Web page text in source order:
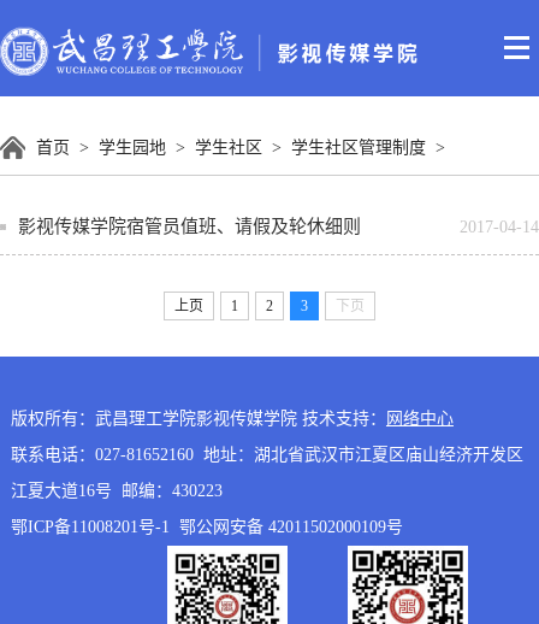
首页 > 学生园地 > 学生社区 > 学生社区管理制度 >
影视传媒学院宿管员值班、请假及轮休细则 2017-04-14
上页 1 2 3 下页
版权所有：武昌理工学院影视传媒学院 技术支持：
网络中心
联系电话：027-81652160 地址：湖北省武汉市江夏区庙山经济开发区
江夏大道16号 邮编：430223
鄂ICP备11008201号-1 鄂公网安备 42011502000109号